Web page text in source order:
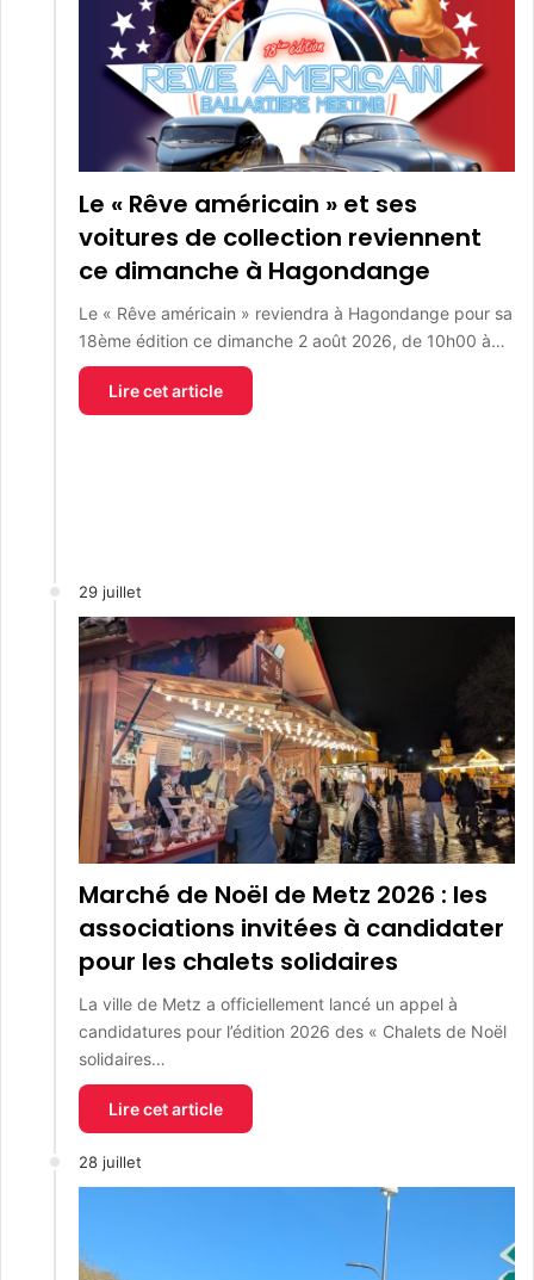
Le « Rêve américain » et ses
voitures de collection reviennent
ce dimanche à Hagondange
Le « Rêve américain » reviendra à Hagondange pour sa
18ème édition ce dimanche 2 août 2026, de 10h00 à…
Lire cet article
29 juillet
Marché de Noël de Metz 2026 : les
associations invitées à candidater
pour les chalets solidaires
La ville de Metz a officiellement lancé un appel à
candidatures pour l’édition 2026 des « Chalets de Noël
solidaires…
Lire cet article
28 juillet